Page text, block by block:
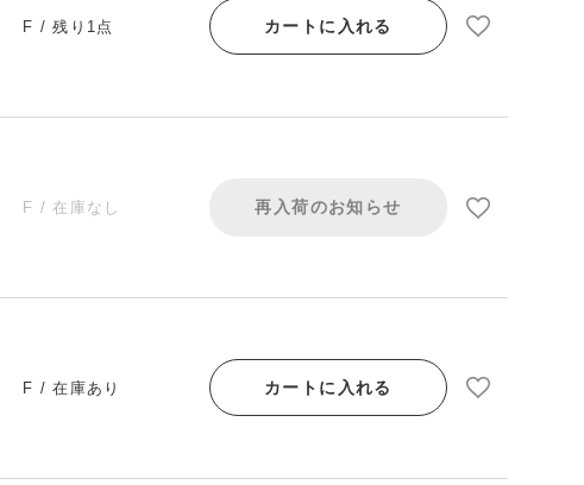
F / 残り1点 カートに入れる
F / 在庫なし 再入荷のお知らせ
F / 在庫あり カートに入れる